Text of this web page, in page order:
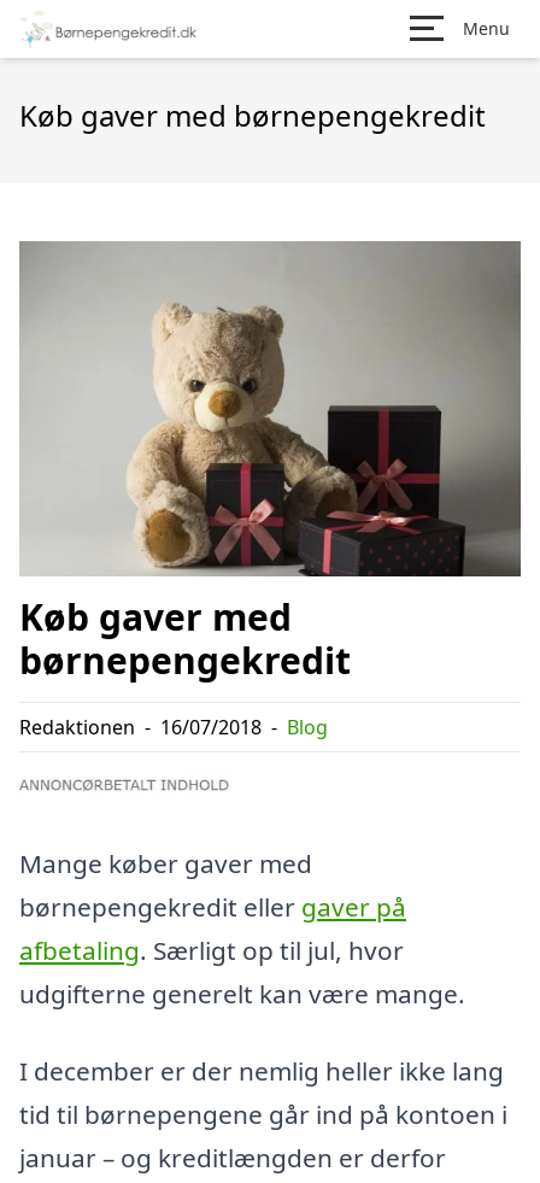
Menu
Køb gaver med børnepengekredit
Køb gaver med
børnepengekredit
Redaktionen - 16/07/2018 - Blog
Mange køber gaver med
børnepengekredit eller gaver på
afbetaling. Særligt op til jul, hvor
udgifterne generelt kan være mange.
I december er der nemlig heller ikke lang
tid til børnepengene går ind på kontoen i
januar – og kreditlængden er derfor